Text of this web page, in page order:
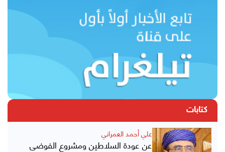
كتابات
علي أحمد العمراني
عن عودة السلاطين ومشروع الفوضى